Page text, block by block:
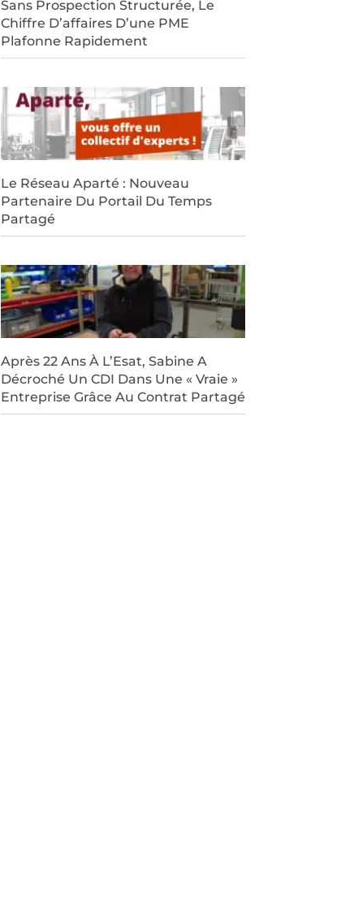
Sans Prospection Structurée, Le
Chiffre D’affaires D’une PME
Plafonne Rapidement
Le Réseau Aparté : Nouveau
Partenaire Du Portail Du Temps
Partagé
Après 22 Ans À L’Esat, Sabine A
Décroché Un CDI Dans Une « Vraie »
Entreprise Grâce Au Contrat Partagé